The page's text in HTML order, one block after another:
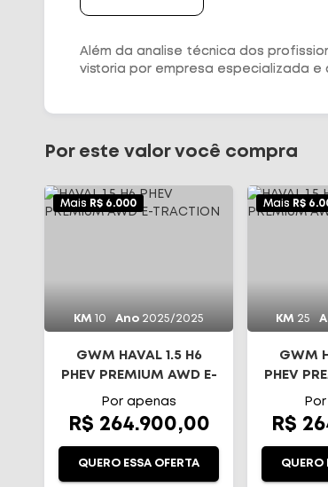
Além da analise técnica dos
vistoria por empresa especializada
Por este valor você compra
Mais R$ 6.000
KM 10 Ano 2025/2025
GWM HAVAL 1.5 H6
PHEV PREMIUM AWD E-
TRACTION
Por apenas
R$ 264.900,00
QUERO ESSA OFERTA
Mais R$
KM 25
GWM
PHEV
R$
QUERO